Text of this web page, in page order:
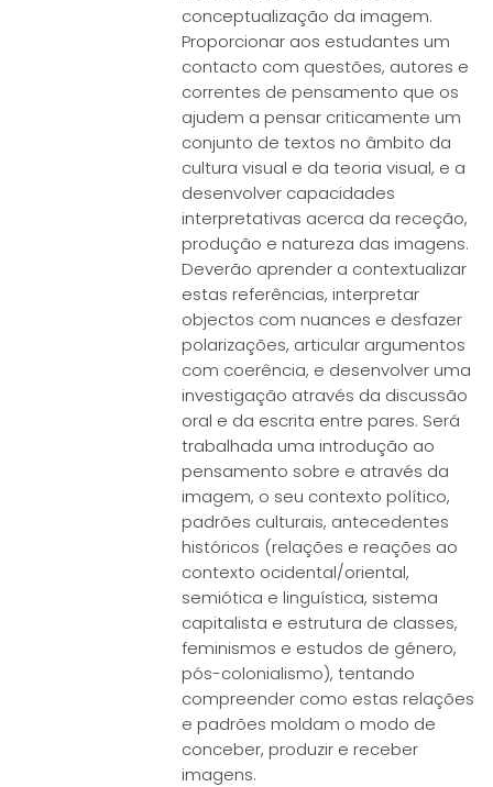
conceptualização da imagem.
Proporcionar aos estudantes um
contacto com questões, autores e
correntes de pensamento que os
ajudem a pensar criticamente um
conjunto de textos no âmbito da
cultura visual e da teoria visual, e a
desenvolver capacidades
interpretativas acerca da receção,
produção e natureza das imagens.
Deverão aprender a contextualizar
estas referências, interpretar
objectos com nuances e desfazer
polarizações, articular argumentos
com coerência, e desenvolver uma
investigação através da discussão
oral e da escrita entre pares. Será
trabalhada uma introdução ao
pensamento sobre e através da
imagem, o seu contexto político,
padrões culturais, antecedentes
históricos (relações e reações ao
contexto ocidental/oriental,
semiótica e linguística, sistema
capitalista e estrutura de classes,
feminismos e estudos de género,
pós-colonialismo), tentando
compreender como estas relações
e padrões moldam o modo de
conceber, produzir e receber
imagens.